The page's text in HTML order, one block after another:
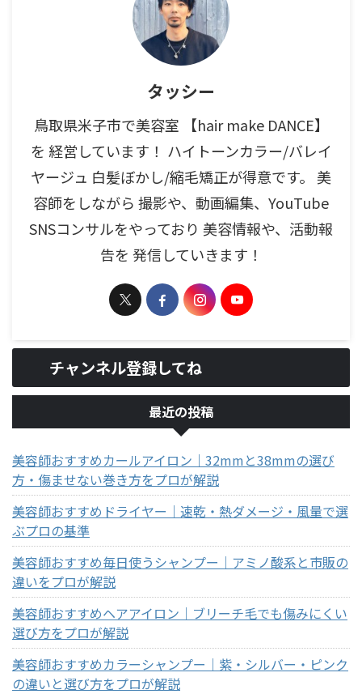
タッシー
鳥取県米子市で美容室 【hair make DANCE】
を 経営しています！ ハイトーンカラー/バレイ
ヤージュ 白髪ぼかし/縮毛矯正が得意です。 美
容師をしながら 撮影や、動画編集、YouTube
SNSコンサルをやっており 美容情報や、活動報
告を 発信していきます！
チャンネル登録してね
最近の投稿
美容師おすすめカールアイロン｜32mmと38mmの選び
方・傷ませない巻き方をプロが解説
美容師おすすめドライヤー｜速乾・熱ダメージ・風量で選
ぶプロの基準
美容師おすすめ毎日使うシャンプー｜アミノ酸系と市販の
違いをプロが解説
美容師おすすめヘアアイロン｜ブリーチ毛でも傷みにくい
選び方をプロが解説
美容師おすすめカラーシャンプー｜紫・シルバー・ピンク
の違いと選び方をプロが解説